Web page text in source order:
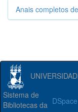
Anais completos
Sistema de
Bibliotecas da